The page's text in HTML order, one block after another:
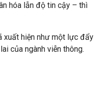
hóa lẫn độ tin cậy – thì
xuất hiện như một lực đẩy
của ngành viễn thông.